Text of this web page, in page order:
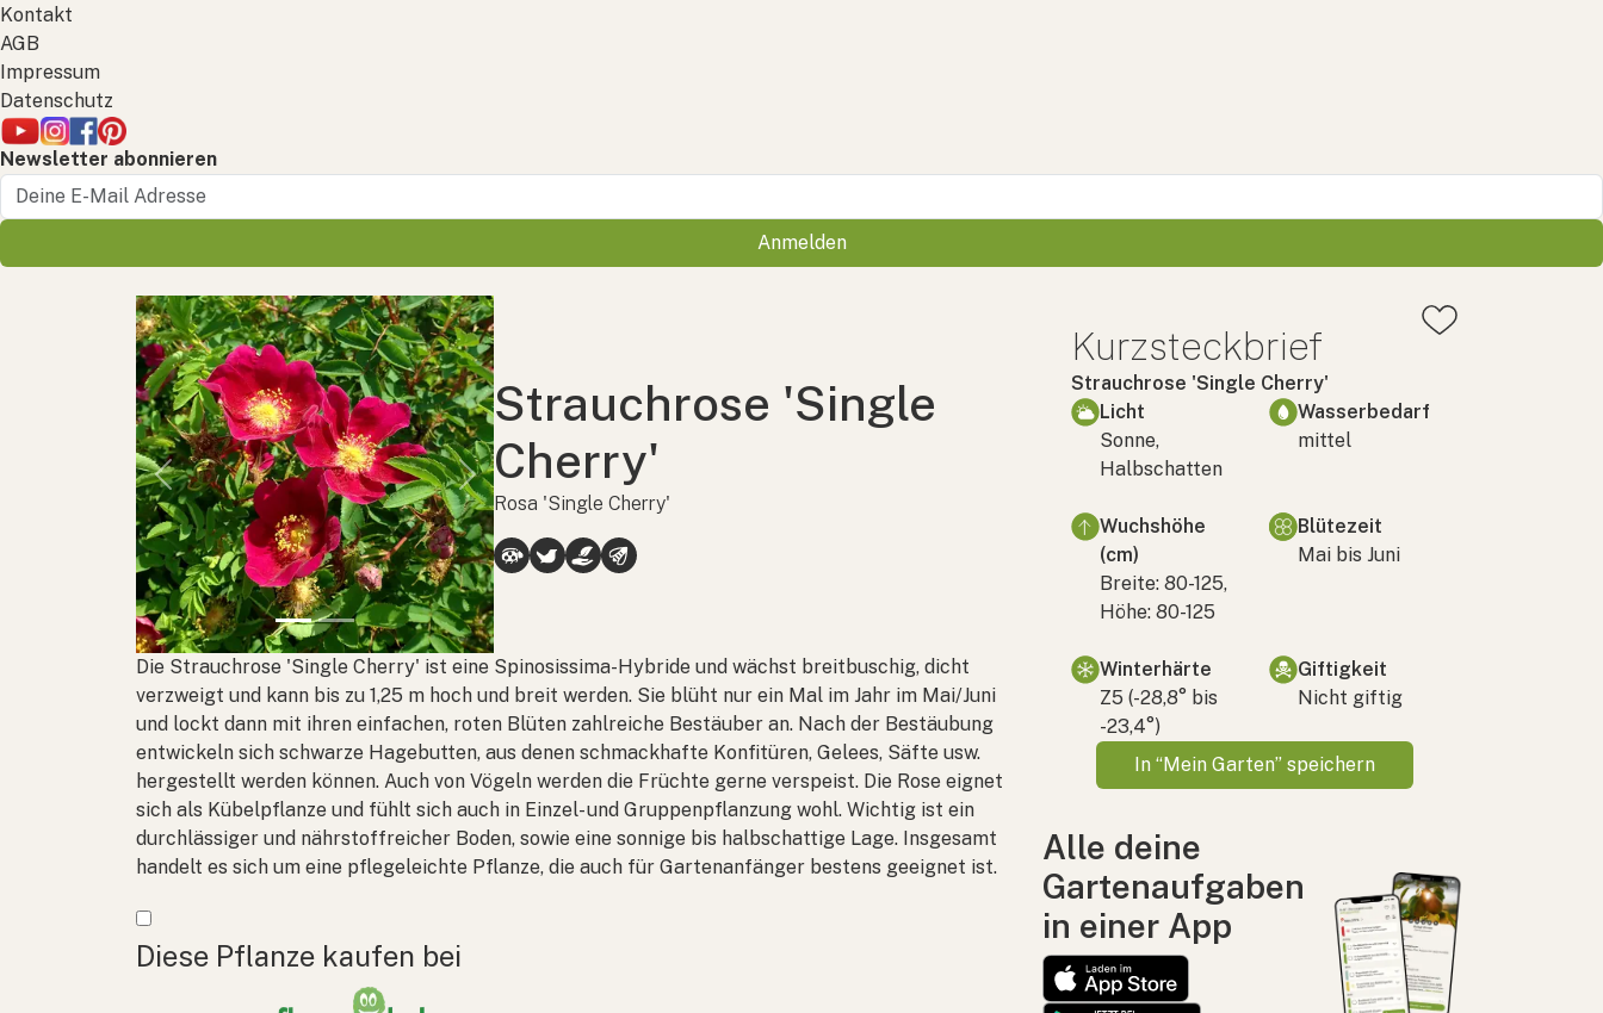
Kontakt
AGB
Impressum
Datenschutz
Newsletter abonnieren
Anmelden
Previous Next
Strauchrose 'Single
Cherry'
Rosa 'Single Cherry'
Die Strauchrose 'Single Cherry' ist eine Spinosissima-Hybride und wächst breitbuschig, dicht
verzweigt und kann bis zu 1,25 m hoch und breit werden. Sie blüht nur ein Mal im Jahr im Mai/Juni
und lockt dann mit ihren einfachen, roten Blüten zahlreiche Bestäuber an. Nach der Bestäubung
entwickeln sich schwarze Hagebutten, aus denen schmackhafte Konfitüren, Gelees, Säfte usw.
hergestellt werden können. Auch von Vögeln werden die Früchte gerne verspeist. Die Rose eignet
sich als Kübelpflanze und fühlt sich auch in Einzel- und Gruppenpflanzung wohl. Wichtig ist ein
durchlässiger und nährstoffreicher Boden, sowie eine sonnige bis halbschattige Lage. Insgesamt
handelt es sich um eine pflegeleichte Pflanze, die auch für Gartenanfänger bestens geeignet ist.
Mehr anzeigen
Diese Pflanze kaufen bei
Kurzsteckbrief
Strauchrose 'Single Cherry'
Licht
Sonne,
Halbschatten
Wasserbedarf
mittel
Wuchshöhe
(cm)
Breite: 80-125,
Höhe: 80-125
Blütezeit
Mai bis Juni
Winterhärte
Z5 (-28,8° bis
-23,4°)
Giftigkeit
Nicht giftig
In “Mein Garten” speichern
Alle deine
Gartenaufgaben
in einer App